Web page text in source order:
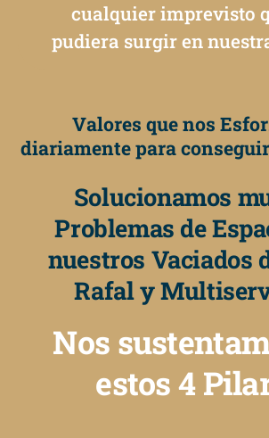
cualquier imprevisto
pudiera surgir en
Valores que nos
diariamente para
Solucionamos
Problemas de
nuestros Vaciados
Rafal y
Nos
estos 4